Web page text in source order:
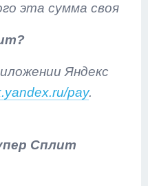
эта сумма своя
Яндекс
pay.
Сплит